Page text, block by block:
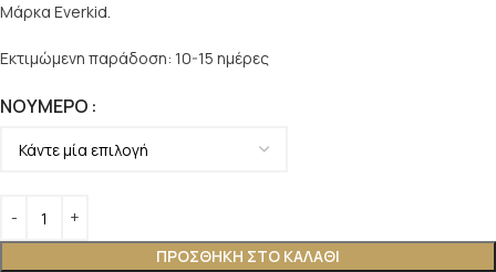
Μάρκα Everkid.
Εκτιμώμενη παράδοση: 10-15 ημέρες
ΝΟΎΜΕΡΟ
ΠΡΟΣΘΉΚΗ ΣΤΟ ΚΑΛΆΘΙ